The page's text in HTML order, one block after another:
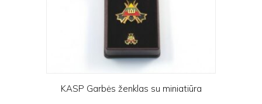
KASP Garbės ženklas su miniatiūra